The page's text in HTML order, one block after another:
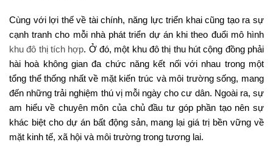
Cùng với lợi thế về tài chính, năng lực triển khai cũng tạo ra sự
cạnh tranh cho mỗi nhà phát triển dự án khi theo đuổi mô hình
khu đô thị tích hợp. Ở đó, một khu đô thị thu hút cộng đồng phải
hài hoà không gian đa chức năng kết nối với nhau trong một
tổng thể thống nhất về mặt kiến trúc và môi trường sống, mang
đến những trải nghiệm thú vị mỗi ngày cho cư dân. Ngoài ra, sự
am hiểu về chuyên môn của chủ đầu tư góp phần tạo nên sự
khác biệt cho dự án bất động sản, mang lại giá trị bền vững về
mặt kinh tế, xã hội và môi trường trong tương lai.